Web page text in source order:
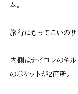
ム。
旅行にもってこいのサ
内側はナイロンのキ
のポケットが2箇所。